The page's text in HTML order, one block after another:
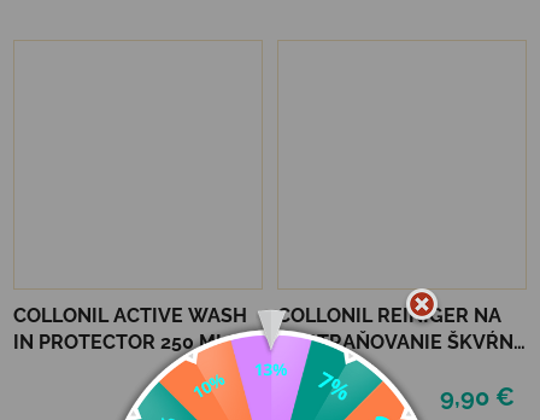
COLLONIL ACTIVE WASH
IN PROTECTOR 250 ML
16,90 €
COLLONIL REINIGER NA
ODSTRAŇOVANIE ŠKVŔN
200 ML
9,90 €